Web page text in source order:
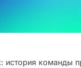
история команды